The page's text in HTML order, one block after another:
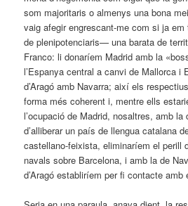
som majoritaris o almenys una bona
vaig afegir engrescant-me com si ja
de plenipotenciaris— una barata de
Franco: li donaríem Madrid amb la
l’Espanya central a canvi de Mallorca i
d’Aragó amb Navarra; així els
forma més coherent i, mentre ells
l’ocupació de Madrid, nosaltres, amb la
d’alliberar un país de llengua catalana
castellano-feixista, eliminaríem el perill
navals sobre Barcelona, i amb la de
d’Aragó establiríem per fi contacte amb